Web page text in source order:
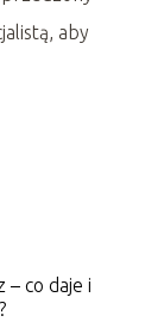
aby
– co daje i